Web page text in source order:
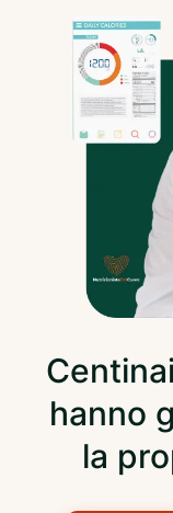
hanno
la